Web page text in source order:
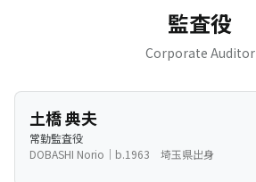
監査役
Corporate Auditor
土橋 典夫
常勤監査役
DOBASHI Norio｜b.1963 埼玉県出身